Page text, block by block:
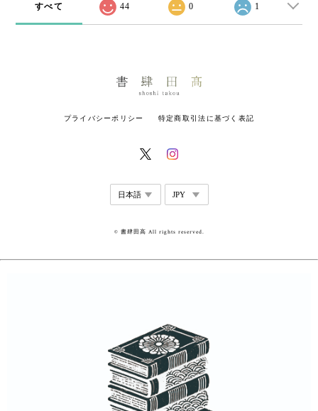
すべて 44 0 1
プライバシーポリシー 特定商取引法に基づく表記
© 書肆田高 All rights reserved.